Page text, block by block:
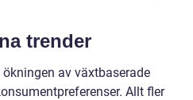
trender
av växtbaserade
Allt fler